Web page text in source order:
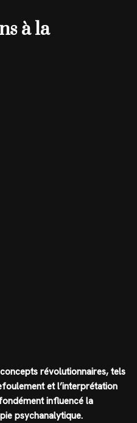
à la
révolutionnaires, tels
et l’interprétation
influencé la
psychanalytique.